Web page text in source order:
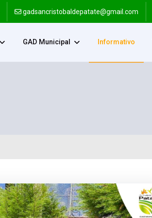
gadsancristobaldepatate@gmail.com
GAD Municipal Informativo